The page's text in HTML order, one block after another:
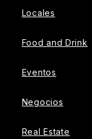
Locales
Food and Drink
Eventos
Negocios
Real Estate